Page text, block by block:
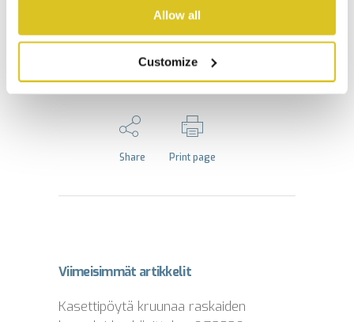
Allow all
Customize
Share Print page
Viimeisimmät artikkelit
Kasettipöytä kruunaa raskaiden